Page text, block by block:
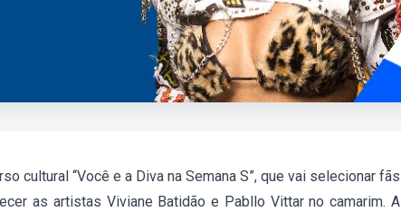
cultural “Você e a Diva na Semana S”, que vai selecionar fãs
as artistas Viviane Batidão e Pabllo Vittar no camarim. A